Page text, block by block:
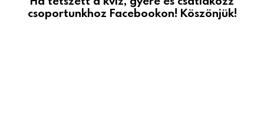
csoportunkhoz Facebookon! Köszönjük!